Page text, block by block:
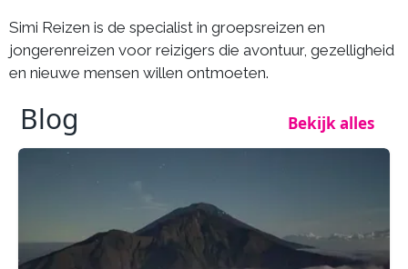
Simi Reizen is de specialist in groepsreizen en
jongerenreizen voor reizigers die avontuur, gezelligheid
en nieuwe mensen willen ontmoeten.
Blog Bekijk alles